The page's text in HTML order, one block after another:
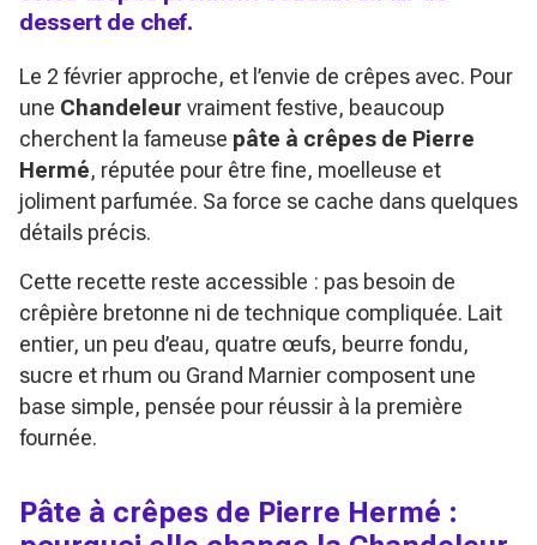
dessert de chef.
Le 2 février approche, et l’envie de crêpes avec. Pour
une Chandeleur vraiment festive, beaucoup
cherchent la fameuse pâte à crêpes de Pierre
Hermé, réputée pour être fine, moelleuse et
joliment parfumée. Sa force se cache dans quelques
détails précis.
Cette recette reste accessible : pas besoin de
crêpière bretonne ni de technique compliquée. Lait
entier, un peu d’eau, quatre œufs, beurre fondu,
sucre et rhum ou Grand Marnier composent une
base simple, pensée pour réussir à la première
fournée.
Pâte à crêpes de Pierre Hermé :